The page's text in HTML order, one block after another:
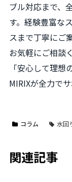
ブル対応まで、
す。経験豊富な
スまで丁寧にご
お気軽にご相談
「安心して理想
MIRIXが全力で
コラム 水回
関連記事